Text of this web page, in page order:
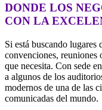
DONDE LOS
CON LA
Si está buscando lugares
convenciones, reuniones
que necesita. Con sede en
a algunos de los
modernos de una de las
comunicadas del mundo.